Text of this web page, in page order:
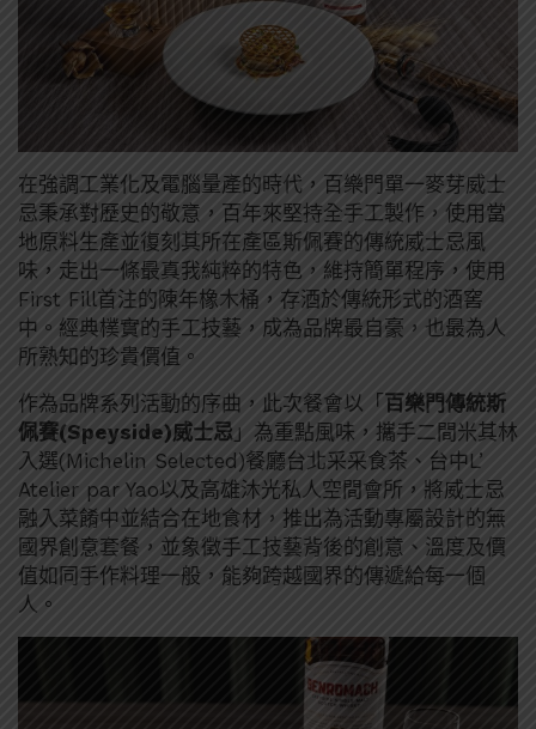
在強調工業化及電腦量產的時代，百樂門單一麥芽威士
忌秉承對歷史的敬意，百年來堅持全手工製作，使用當
地原料生產並復刻其所在產區斯佩賽的傳統威士忌風
味，走出一條最真我純粹的特色，維持簡單程序，使用
First Fill首注的陳年橡木桶，存酒於傳統形式的酒窖
中。經典樸實的手工技藝，成為品牌最自豪，也最為人
所熟知的珍貴價值。
作為品牌系列活動的序曲，此次餐會以「 百樂門傳統斯
佩賽(Speyside)威士忌 」為重點風味，攜手二間米其林
入選(Michelin Selected)餐廳台北采采食茶、台中L’
Atelier par Yao以及高雄沐光私人空間會所，將威士忌
融入菜餚中並結合在地食材，推出為活動專屬設計的無
國界創意套餐，並象徵手工技藝背後的創意、溫度及價
值如同手作料理一般，能夠跨越國界的傳遞給每一個
人。